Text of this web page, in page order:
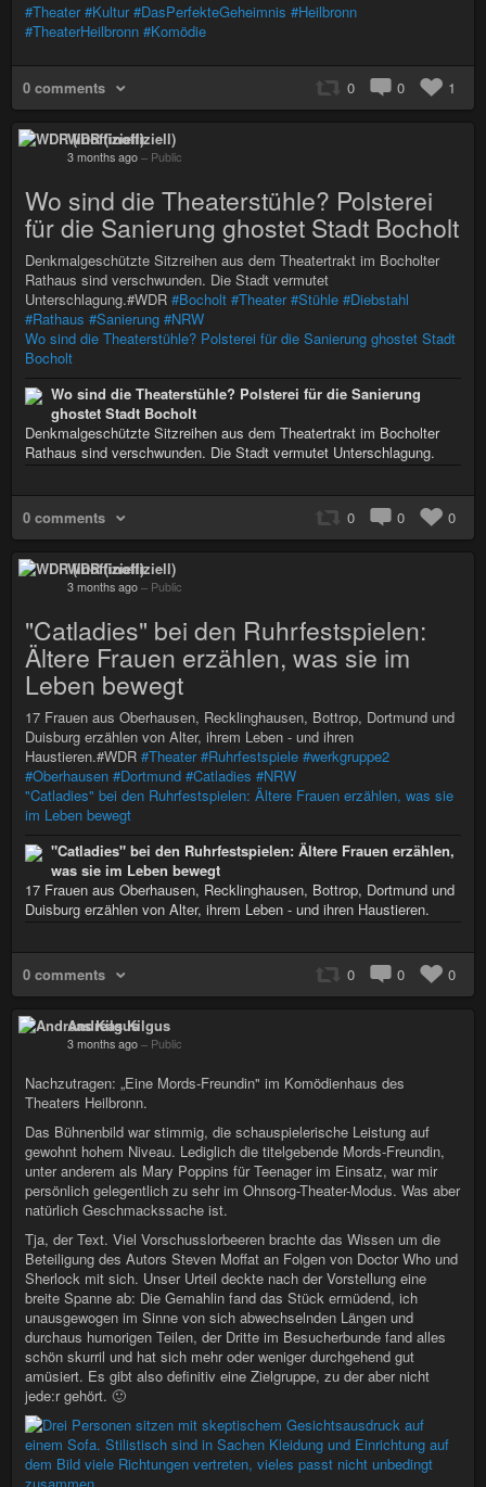
#Theater #Kultur #DasPerfekteGeheimnis #Heilbronn
#TheaterHeilbronn #Komödie
0 comments 0 0 1
WDR (inoffiziell)
3 months ago – Public
Wo sind die Theaterstühle? Polsterei
für die Sanierung ghostet Stadt Bocholt
Denkmalgeschützte Sitzreihen aus dem Theatertrakt im Bocholter
Rathaus sind verschwunden. Die Stadt vermutet
Unterschlagung.#WDR #Bocholt #Theater #Stühle #Diebstahl
#Rathaus #Sanierung #NRW
Wo sind die Theaterstühle? Polsterei für die Sanierung ghostet Stadt
Bocholt
Wo sind die Theaterstühle? Polsterei für die Sanierung
ghostet Stadt Bocholt
Denkmalgeschützte Sitzreihen aus dem Theatertrakt im Bocholter
Rathaus sind verschwunden. Die Stadt vermutet Unterschlagung.
0 comments 0 0 0
WDR (inoffiziell)
3 months ago – Public
"Catladies" bei den Ruhrfestspielen:
Ältere Frauen erzählen, was sie im
Leben bewegt
17 Frauen aus Oberhausen, Recklinghausen, Bottrop, Dortmund und
Duisburg erzählen von Alter, ihrem Leben - und ihren
Haustieren.#WDR #Theater #Ruhrfestspiele #werkgruppe2
#Oberhausen #Dortmund #Catladies #NRW
"Catladies" bei den Ruhrfestspielen: Ältere Frauen erzählen, was sie
im Leben bewegt
"Catladies" bei den Ruhrfestspielen: Ältere Frauen erzählen,
was sie im Leben bewegt
17 Frauen aus Oberhausen, Recklinghausen, Bottrop, Dortmund und
Duisburg erzählen von Alter, ihrem Leben - und ihren Haustieren.
0 comments 0 0 0
Andreas Kilgus
3 months ago – Public
Nachzutragen: „Eine Mords-Freundin" im Komödienhaus des
Theaters Heilbronn.
Das Bühnenbild war stimmig, die schauspielerische Leistung auf
gewohnt hohem Niveau. Lediglich die titelgebende Mords-Freundin,
unter anderem als Mary Poppins für Teenager im Einsatz, war mir
persönlich gelegentlich zu sehr im Ohnsorg-Theater-Modus. Was aber
natürlich Geschmackssache ist.
Tja, der Text. Viel Vorschusslorbeeren brachte das Wissen um die
Beteiligung des Autors Steven Moffat an Folgen von Doctor Who und
Sherlock mit sich. Unser Urteil deckte nach der Vorstellung eine
breite Spanne ab: Die Gemahlin fand das Stück ermüdend, ich
unausgewogen im Sinne von sich abwechselnden Längen und
durchaus humorigen Teilen, der Dritte im Besucherbunde fand alles
schön skurril und hat sich mehr oder weniger durchgehend gut
amüsiert. Es gibt also definitiv eine Zielgruppe, zu der aber nicht
jede:r gehört. 🙂